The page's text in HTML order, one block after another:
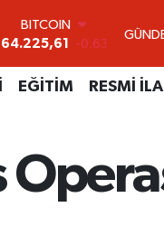
DOLAR
47,7143
0.16
55,0317
-0.02
6510.40
BİST100
13.799
70
EĞİTİM RESMİ